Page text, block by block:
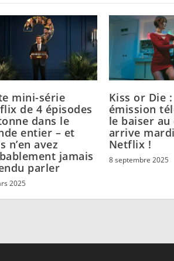
mini-série
de 4 épisodes
dans le
entier – et
n’en avez
jamais
parler
2025
Kiss or Die
émission
le baiser
arrive
Netflix !
8 septembre 2025